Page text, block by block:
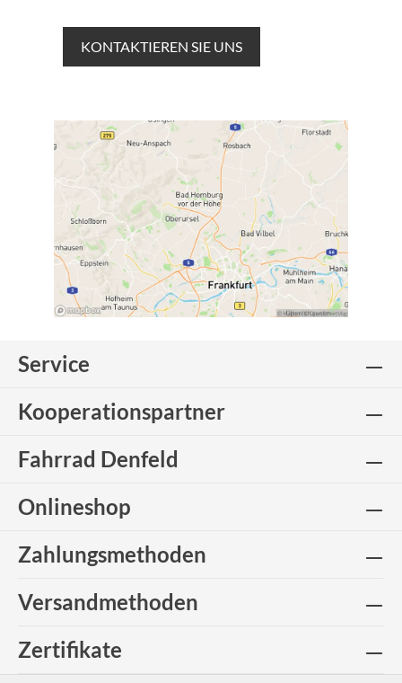
KONTAKTIEREN SIE UNS
Service
Kooperationspartner
Fahrrad Denfeld
Onlineshop
Zahlungsmethoden
Versandmethoden
Zertifikate